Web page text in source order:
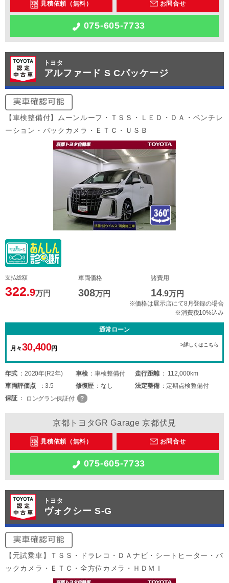
見積依頼（無料） お問合せ
075-605-7733
トヨタ
アルファード S Cパッケージ
【車検整備付】ムーンルーフ・ＴＳＳ・ＬＥＤ・ＤＡ・ベンチレ
ーション・バックカメラ・ＥＴＣ・ＵＳＢ
支払総額
322.9万円
車両価格
308万円
諸費用
14.9万円
※価格は展示店にて8月登録の場合
※消費税10%込み
通常ローン
月々30,400円
>詳しくはこちら
年式 2020年(R2年) 車検 車検整備付 走行距離
112,000km
車両評価点 3.5 修復歴 なし 法定整備
定期点検整備付
保証
ロングラン保証付
京都トヨタGR Garage 京都伏見
見積依頼（無料） お問合せ
075-605-7733
トヨタ
ヴォクシー S-G
【元試乗車】ＴＳＳ・ドラレコ・ＤＡナビ・シートヒーター・バ
ックカメラ・ＥＴＣ・全方位カメラ・ＨＤＭＩ